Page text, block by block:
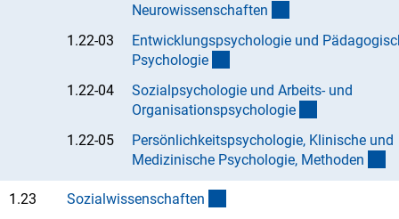
Neurowissenschaften
1.22-03
Entwicklungspsychologie und
Psychologie
1.22-04
Sozialpsychologie und Arbeits- und
Organisationspsychologie
1.22-05
Persönlichkeitspsychologie, Klinische und
Medizinische Psychologie, Methoden
1.23 Sozialwissenschaften